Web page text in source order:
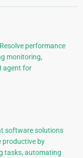
performance
monitoring,
agent for
software solutions
productive by
tasks, automating